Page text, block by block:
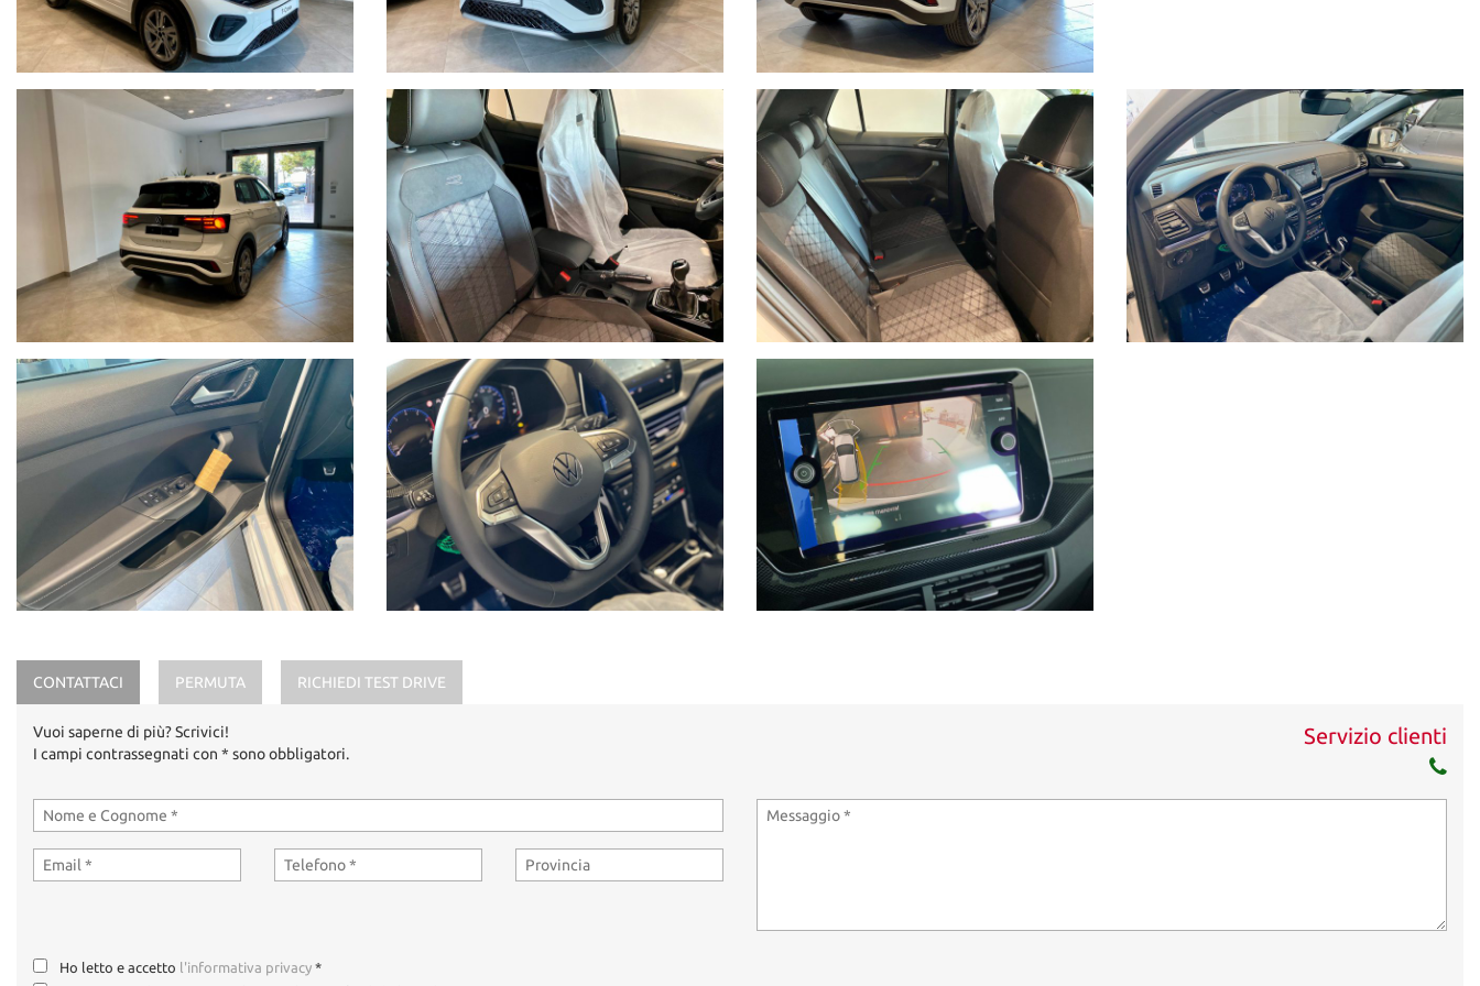
Ulteriori informazioni al N. 347-2129641
CONTATTACI PERMUTA RICHIEDI TEST DRIVE
Vuoi saperne di più? Scrivici!
I campi contrassegnati con * sono obbligatori.
Servizio clienti
Ho letto e accetto l'informativa privacy *